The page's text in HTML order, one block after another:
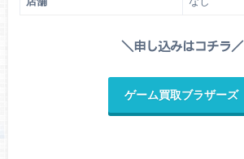
＼申し込みはコチラ／
ゲーム買取ブラザーズ